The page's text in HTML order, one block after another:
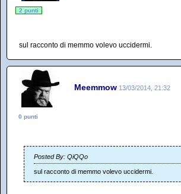
2 punti
sul racconto di memmo volevo uccidermi.
Meemmow 13/03/2014, 21:32
0 punti
Posted By: QiQQo
sul racconto di memmo volevo uccidermi.